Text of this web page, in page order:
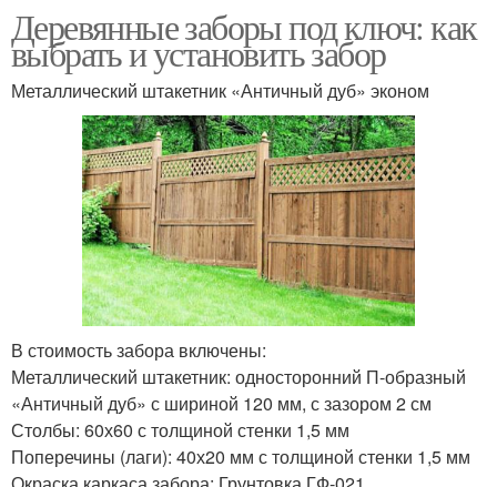
Деревянные заборы под ключ: как
выбрать и установить забор
Металлический штакетник «Античный дуб» эконом
В стоимость забора включены:
Металлический штакетник: односторонний П-образный
«Античный дуб» с шириной 120 мм, с зазором 2 см
Столбы: 60х60 с толщиной стенки 1,5 мм
Поперечины (лаги): 40х20 мм с толщиной стенки 1,5 мм